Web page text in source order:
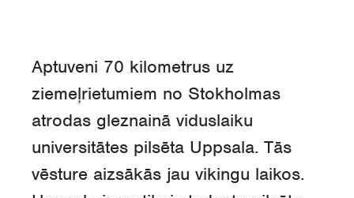
Aptuveni 70 kilometrus uz
ziemeļrietumiem no Stokholmas
atrodas gleznainā viduslaiku
universitātes pilsēta Uppsala. Tās
vēsture aizsākās jau vikingu laikos.